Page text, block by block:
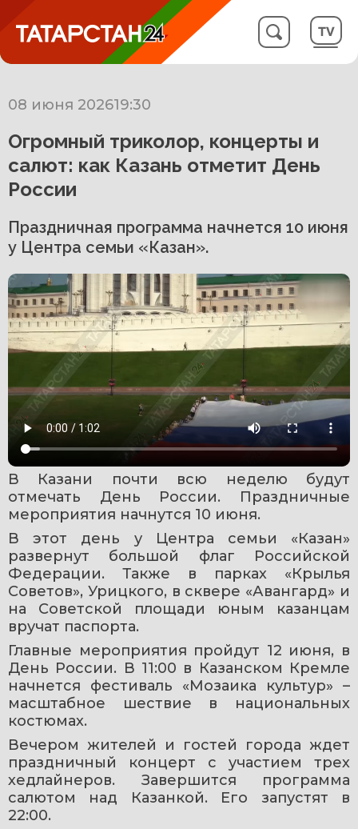
08 июня 202619:30
Огромный триколор, концерты и
салют: как Казань отметит День
России
Праздничная программа начнется 10 июня
у Центра семьи «Казан».
В Казани почти всю неделю будут
отмечать День России. Праздничные
мероприятия начнутся 10 июня.
В этот день у Центра семьи «Казан»
развернут большой флаг Российской
Федерации. Также в парках «Крылья
Советов», Урицкого, в сквере «Авангард» и
на Советской площади юным казанцам
вручат паспорта.
Главные мероприятия пройдут 12 июня, в
День России. В 11:00 в Казанском Кремле
начнется фестиваль «Мозаика культур» –
масштабное шествие в национальных
костюмах.
Вечером жителей и гостей города ждет
праздничный концерт с участием трех
хедлайнеров. Завершится программа
салютом над Казанкой. Его запустят в
22:00.